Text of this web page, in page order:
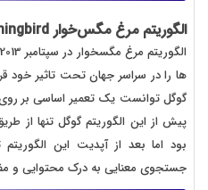
الگوریتم مرغ مگس‌خوار
ها را در سراسر جهان تحت تاثیر خود
گوگل توانست یک تعمیر اساسی بر
پیش از این الگوریتم گوگل تنها از
بود اما بعد از آپدیت این
جستجوی معنایی به درک محتوایی و